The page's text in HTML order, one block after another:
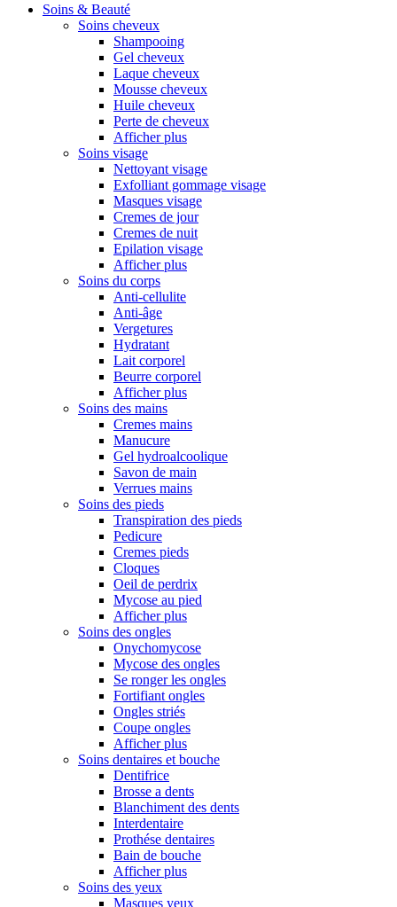
Soins & Beauté
Soins cheveux
Shampooing
Gel cheveux
Laque cheveux
Mousse cheveux
Huile cheveux
Perte de cheveux
Afficher plus
Soins visage
Nettoyant visage
Exfolliant gommage visage
Masques visage
Cremes de jour
Cremes de nuit
Epilation visage
Afficher plus
Soins du corps
Anti-cellulite
Anti-âge
Vergetures
Hydratant
Lait corporel
Beurre corporel
Afficher plus
Soins des mains
Cremes mains
Manucure
Gel hydroalcoolique
Savon de main
Verrues mains
Soins des pieds
Transpiration des pieds
Pedicure
Cremes pieds
Cloques
Oeil de perdrix
Mycose au pied
Afficher plus
Soins des ongles
Onychomycose
Mycose des ongles
Se ronger les ongles
Fortifiant ongles
Ongles striés
Coupe ongles
Afficher plus
Soins dentaires et bouche
Dentifrice
Brosse a dents
Blanchiment des dents
Interdentaire
Prothése dentaires
Bain de bouche
Afficher plus
Soins des yeux
Masques yeux